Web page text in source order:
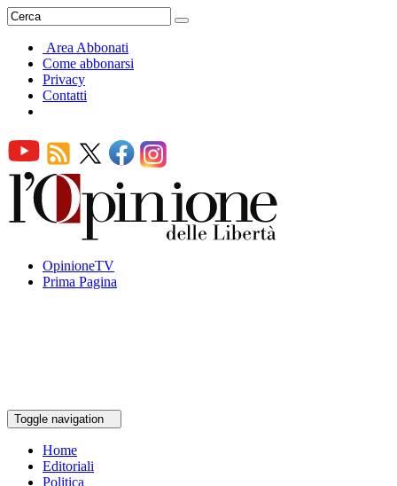
Area Abbonati
Come abbonarsi
Privacy
Contatti
OpinioneTV
Prima Pagina
Toggle navigation
Home
Editoriali
Politica